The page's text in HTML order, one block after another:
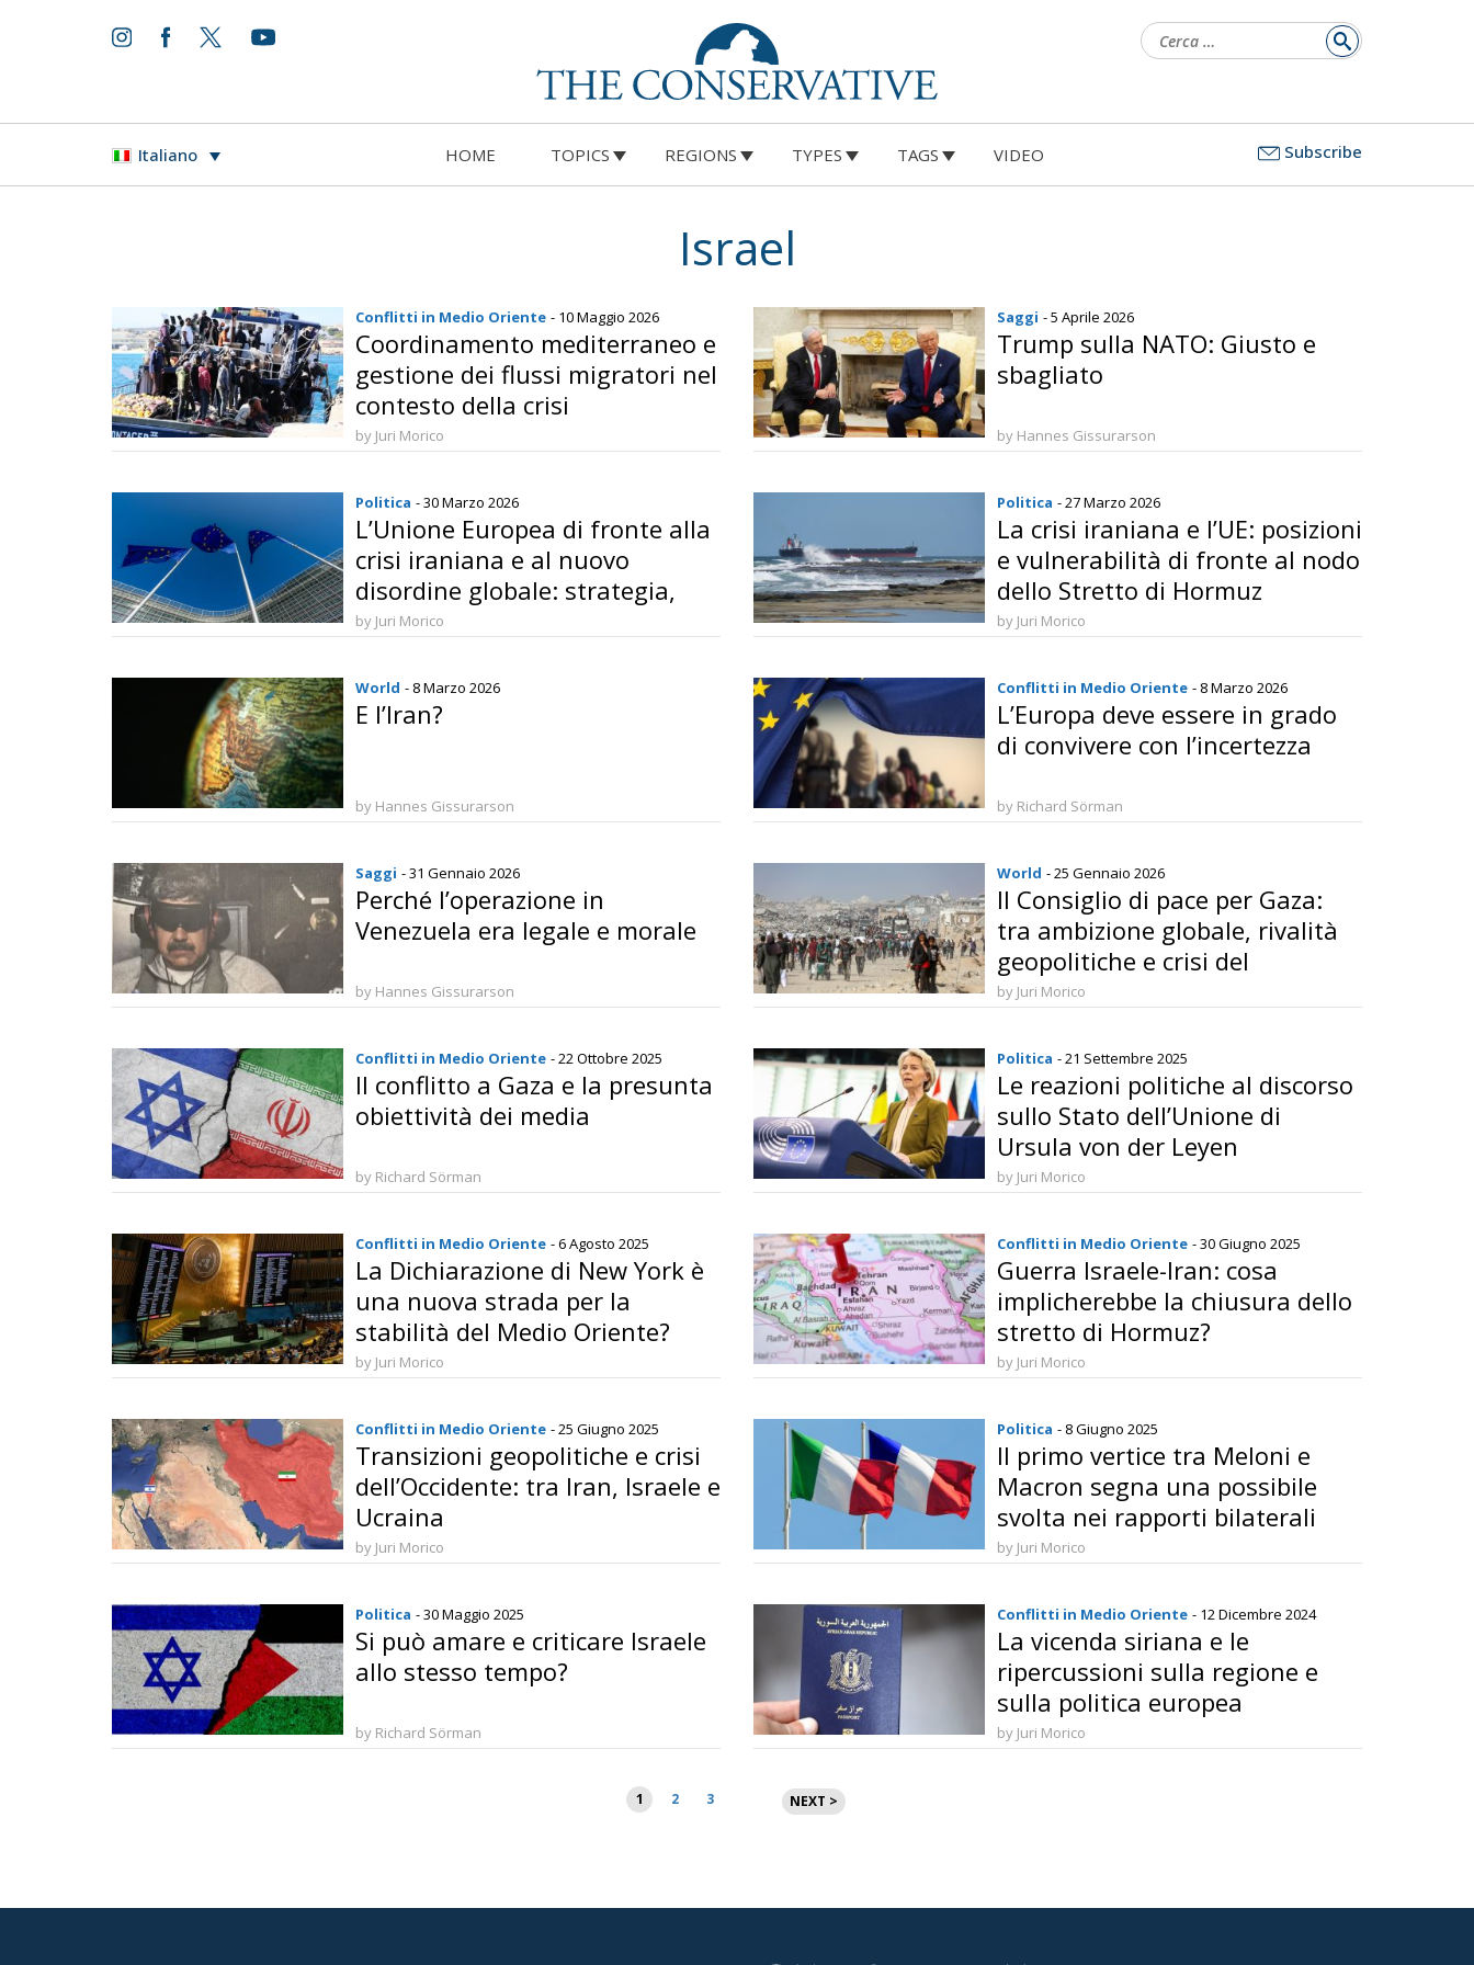
per:
Italiano HOME TOPICS REGIONS TYPES TAGS VIDEO Subscribe
Israel
Conflitti in Medio Oriente - 10 Maggio 2026
Coordinamento mediterraneo e
gestione dei flussi migratori nel
contesto della crisi
mediorientale
by Juri Morico
Saggi - 5 Aprile 2026
Trump sulla NATO: Giusto e
sbagliato
by Hannes Gissurarson
Politica - 30 Marzo 2026
L’Unione Europea di fronte alla
crisi iraniana e al nuovo
disordine globale: strategia,
limiti e impatti economici
by Juri Morico
Politica - 27 Marzo 2026
La crisi iraniana e l’UE: posizioni
e vulnerabilità di fronte al nodo
dello Stretto di Hormuz
by Juri Morico
World - 8 Marzo 2026
E l’Iran?
by Hannes Gissurarson
Conflitti in Medio Oriente - 8 Marzo 2026
L’Europa deve essere in grado
di convivere con l’incertezza
by Richard Sörman
Saggi - 31 Gennaio 2026
Perché l’operazione in
Venezuela era legale e morale
by Hannes Gissurarson
World - 25 Gennaio 2026
Il Consiglio di pace per Gaza:
tra ambizione globale, rivalità
geopolitiche e crisi del
multilateralismo
by Juri Morico
Conflitti in Medio Oriente - 22 Ottobre 2025
Il conflitto a Gaza e la presunta
obiettività dei media
by Richard Sörman
Politica - 21 Settembre 2025
Le reazioni politiche al discorso
sullo Stato dell’Unione di
Ursula von der Leyen
by Juri Morico
Conflitti in Medio Oriente - 6 Agosto 2025
La Dichiarazione di New York è
una nuova strada per la
stabilità del Medio Oriente?
by Juri Morico
Conflitti in Medio Oriente - 30 Giugno 2025
Guerra Israele-Iran: cosa
implicherebbe la chiusura dello
stretto di Hormuz?
by Juri Morico
Conflitti in Medio Oriente - 25 Giugno 2025
Transizioni geopolitiche e crisi
dell’Occidente: tra Iran, Israele e
Ucraina
by Juri Morico
Politica - 8 Giugno 2025
Il primo vertice tra Meloni e
Macron segna una possibile
svolta nei rapporti bilaterali
by Juri Morico
Politica - 30 Maggio 2025
Si può amare e criticare Israele
allo stesso tempo?
by Richard Sörman
Conflitti in Medio Oriente - 12 Dicembre 2024
La vicenda siriana e le
ripercussioni sulla regione e
sulla politica europea
by Juri Morico
Paginazione
degli
1 2 3 NEXT >